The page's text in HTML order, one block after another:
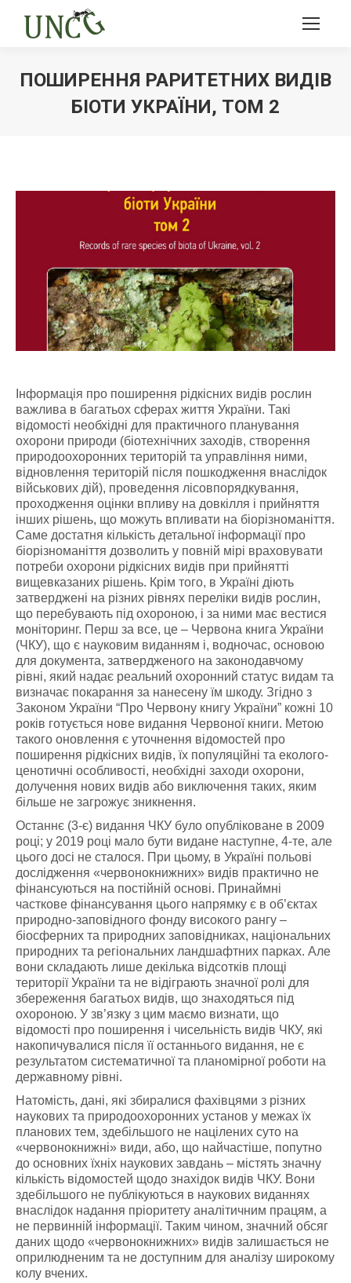
ПОШИРЕННЯ РАРИТЕТНИХ ВИДІВ
БІОТИ УКРАЇНИ, ТОМ 2
Інформація про поширення рідкісних видів рослин
важлива в багатьох сферах життя України. Такі
відомості необхідні для практичного планування
охорони природи (біотехнічних заходів, створення
природоохоронних територій та управління ними,
відновлення територій після пошкодження внаслідок
військових дій), проведення лісовпорядкування,
проходження оцінки впливу на довкілля і прийняття
інших рішень, що можуть впливати на біорізноманіття.
Саме достатня кількість детальної інформації про
біорізноманіття дозволить у повній мірі враховувати
потреби охорони рідкісних видів при прийнятті
вищевказаних рішень. Крім того, в Україні діють
затверджені на різних рівнях переліки видів рослин,
що перебувають під охороною, і за ними має вестися
моніторинг. Перш за все, це – Червона книга України
(ЧКУ), що є науковим виданням і, водночас, основою
для документа, затвердженого на законодавчому
рівні, який надає реальний охоронний статус видам та
визначає покарання за нанесену їм шкоду. Згідно з
Законом України “Про Червону книгу України” кожні 10
років готується нове видання Червоної книги. Метою
такого оновлення є уточнення відомостей про
поширення рідкісних видів, їх популяційні та еколого-
ценотичні особливості, необхідні заходи охорони,
долучення нових видів або виключення таких, яким
більше не загрожує зникнення.
Останнє (3-є) видання ЧКУ було опубліковане в 2009
році; у 2019 році мало бути видане наступне, 4-те, але
цього досі не сталося. При цьому, в Україні польові
дослідження «червонокнижних» видів практично не
фінансуються на постійній основі. Принаймні
часткове фінансування цього напрямку є в об’єктах
природно-заповідного фонду високого рангу –
біосферних та природних заповідниках, національних
природних та регіональних ландшафтних парках. Але
вони складають лише декілька відсотків площі
території України та не відіграють значної ролі для
збереження багатьох видів, що знаходяться під
охороною. У зв’язку з цим маємо визнати, що
відомості про поширення і чисельність видів ЧКУ, які
накопичувалися після її останнього видання, не є
результатом систематичної та планомірної роботи на
державному рівні.
Натомість, дані, які збиралися фахівцями з різних
наукових та природоохоронних установ у межах їх
планових тем, здебільшого не націлених суто на
«червонокнижні» види, або, що найчастіше, попутно
до основних їхніх наукових завдань – містять значну
кількість відомостей щодо знахідок видів ЧКУ. Вони
здебільшого не публікуються в наукових виданнях
внаслідок надання пріоритету аналітичним працям, а
не первинній інформації. Таким чином, значний обсяг
даних щодо «червонокнижних» видів залишається не
оприлюдненим та не доступним для аналізу широкому
колу вчених.